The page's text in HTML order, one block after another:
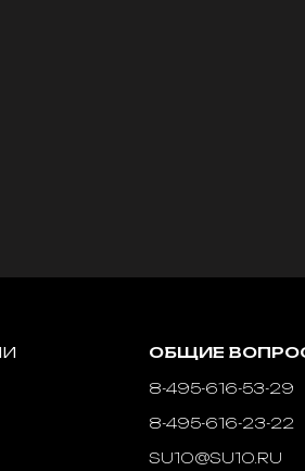
ОБЩИЕ
8-495-616-53-29
8-495-616-23-22
SU10@SU10.RU